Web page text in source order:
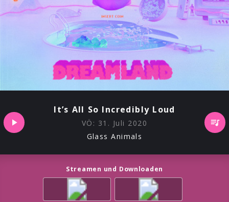
It’s All So Incredibly Loud
VÖ: 31. Juli 2020
Glass Animals
Streamen und Downloaden